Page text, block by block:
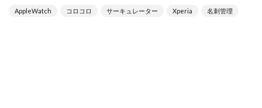
AppleWatch コロコロ サーキュレーター Xperia 名刺管理